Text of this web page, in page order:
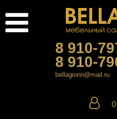
8 910-
8 910-
bellagionn@mail.ru
0